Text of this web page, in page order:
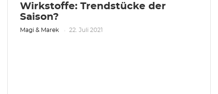
Wirkstoffe: Trendstücke der
Saison?
Magi & Marek 22. Juli 2021